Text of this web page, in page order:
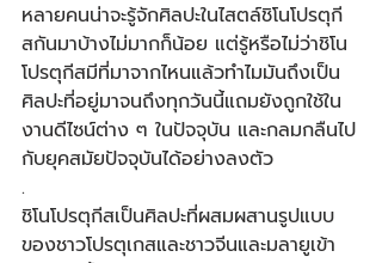
หลายคนน่าจะรู้จักศิลปะในไสตล์ชิโนโปรตุกี
สกันมาบ้างไม่มากก็น้อย แต่รู้หรือไม่ว่าชิโน
โปรตุกีสมีที่มาจากไหนแล้วทำไมมันถึงเป็น
ศิลปะที่อยู่มาจนถึงทุกวันนี้แถมยังถูกใช้ใน
งานดีไซน์ต่าง ๆ ในปัจจุบัน และกลมกลืนไป
กับยุคสมัยปัจจุบันได้อย่างลงตัว
.
ชิโนโปรตุกีสเป็นศิลปะที่ผสมผสานรูปแบบ
ของชาวโปรตุเกสและชาวจีนและมลายูเข้า